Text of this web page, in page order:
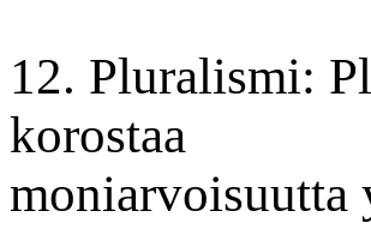
12. Pluralismi:
korostaa
moniarvoisuutta